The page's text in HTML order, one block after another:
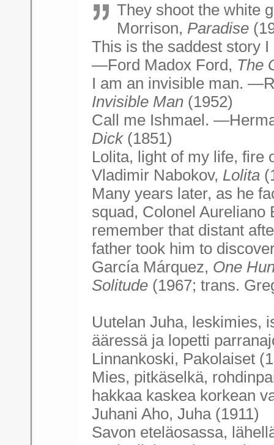
They shoot the white
Morrison, Paradise
This is the saddest story
—Ford Madox Ford, The
I am an invisible man.
Invisible Man (1952)
Call me Ishmael.
Dick(1851)
Lolita, light of my life,
Vladimir Nabokov, Lolita
Many years later, as he
squad, Colonel Aureliano
remember that distant
father took him to
García Márquez, One
Solitude (1967; trans.
Uutelan Juha, leskimies,
ääressä ja lopetti
Linnankoski, Pakolaiset
Mies, pitkäselkä,
hakkaa kaskea korkean
Juhani Aho, Juha (1911)
Savon eteläosassa,